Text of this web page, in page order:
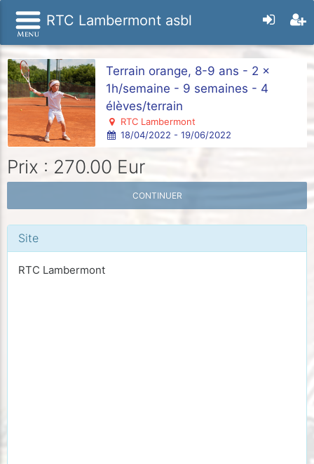
RTC Lambermont asbl
Terrain orange, 8-9 ans - 2 x
1h/semaine - 9 semaines - 4
élèves/terrain
RTC Lambermont
18/04/2022 - 19/06/2022
Prix : 270.00 Eur
CONTINUER
Site
RTC Lambermont